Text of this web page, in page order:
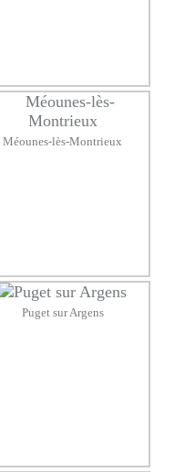
Méounes-lès-Montrieux
Puget sur Argens